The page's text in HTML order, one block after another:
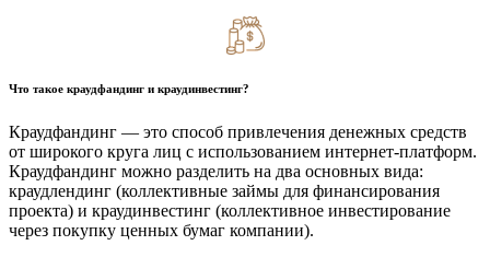
Что такое краудфандинг и краудинвестинг?
Краудфандинг — это способ привлечения денежных средств
от широкого круга лиц с использованием интернет-платформ.
Краудфандинг можно разделить на два основных вида:
краудлендинг (коллективные займы для финансирования
проекта) и краудинвестинг (коллективное инвестирование
через покупку ценных бумаг компании).